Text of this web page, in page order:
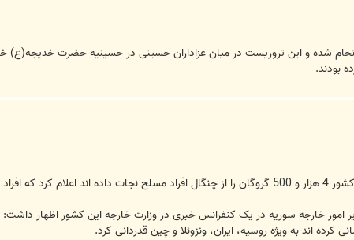
شده و این تروریست در میان عزاداران حسینی در حسینیه حضرت خدیجه(ع)
بودند.
معاون وزیر امور خارجه سوریه امروز با اعلام اینکه نیروهای ارتش این کشور 4 هزار و 500 گروگان را از چنگال
امور خارجه سوریه در یک کنفرانس خبری در وزارت خارجه این کشور اظهار
اند به ویژه روسیه، ایران، ونزوئلا و چین قدردانی کرد.